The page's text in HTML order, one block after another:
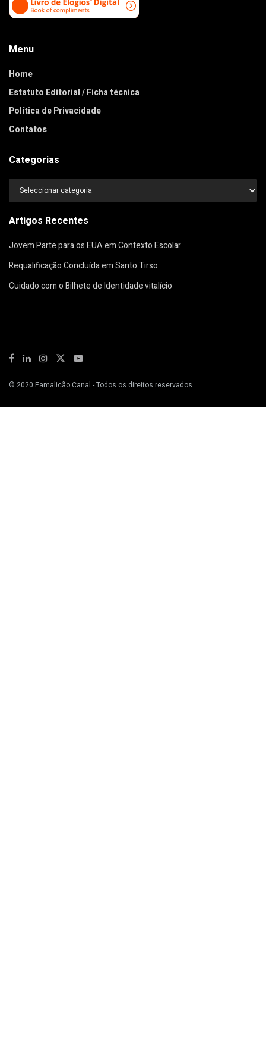
Menu
Home
Estatuto Editorial / Ficha técnica
Política de Privacidade
Contatos
Categorias
Categorias
Artigos Recentes
Jovem Parte para os EUA em Contexto Escolar
Requalificação Concluída em Santo Tirso
Cuidado com o Bilhete de Identidade vitalício
© 2020 Famalicão Canal - Todos os direitos reservados.